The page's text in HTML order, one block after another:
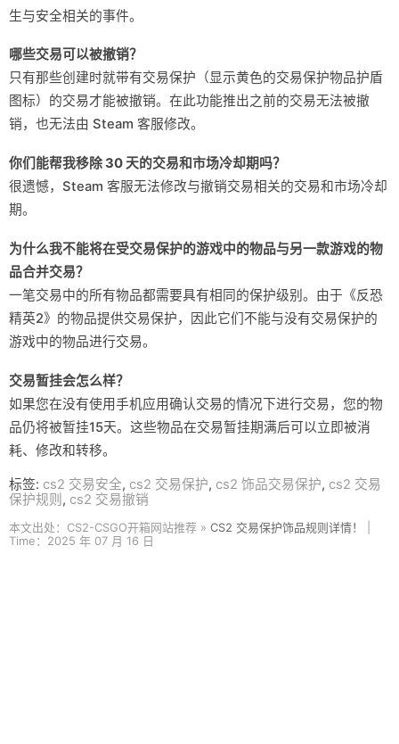
生与安全相关的事件。
哪些交易可以被撤销？
只有那些创建时就带有交易保护（显示黄色的交易保护物品护盾
图标）的交易才能被撤销。在此功能推出之前的交易无法被撤
销，也无法由 Steam 客服修改。
你们能帮我移除 30 天的交易和市场冷却期吗？
很遗憾，Steam 客服无法修改与撤销交易相关的交易和市场冷却
期。
为什么我不能将在受交易保护的游戏中的物品与另一款游戏的物
品合并交易？
一笔交易中的所有物品都需要具有相同的保护级别。由于《反恐
精英2》的物品提供交易保护，因此它们不能与没有交易保护的
游戏中的物品进行交易。
交易暂挂会怎么样？
如果您在没有使用手机应用确认交易的情况下进行交易，您的物
品仍将被暂挂15天。这些物品在交易暂挂期满后可以立即被消
耗、修改和转移。
标签: cs2 交易安全, cs2 交易保护, cs2 饰品交易保护, cs2 交易
保护规则 , cs2 交易撤销
本文出处：CS2-CSGO开箱网站推荐 » CS2 交易保护饰品规则详情！
Time：2025 年 07 月 16 日